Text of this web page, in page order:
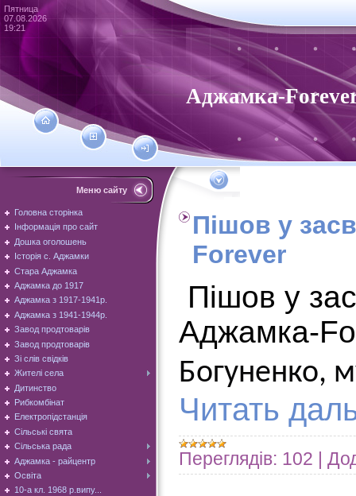
Пятница
07.08.2026
19:21
Аджамка-
Меню сайту
Головна сторінка
Інформація про сайт
Дошка оголошень
Історія с. Аджамки
Стара Аджамка
Аджамка до 1917
Аджамка з 1917-1941р.
Аджамка з 1941-1944р.
Завод продтоварів
Завод продтоварів
Зі слів свідків
Жителі села
Дитинство
Рибкомбінат
Електропідстанція
Сільські свята
Сільська рада
Аджамка - райцентр
Освіта
10-а кл. 1968 р.випу...
Пішов у
Forever
Пішов у
Аджамка-
Богуненко,
Читать
Переглядів: 102